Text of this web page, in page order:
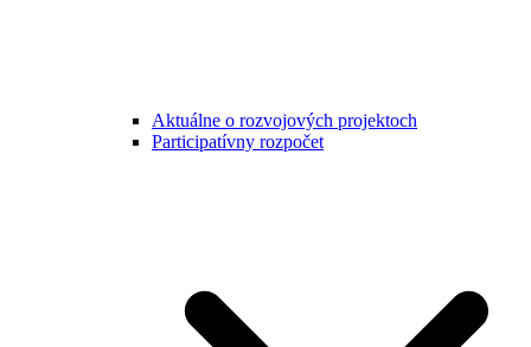
Aktuálne o rozvojových projektoch
Participatívny rozpočet